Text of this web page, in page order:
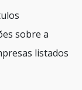
sobre a
listados